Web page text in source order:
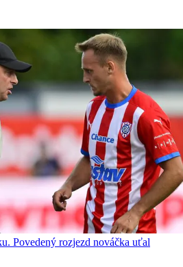
Povedený rozjezd nováčka uťal